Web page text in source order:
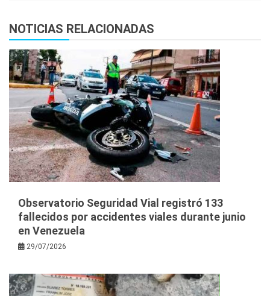
NOTICIAS RELACIONADAS
Observatorio Seguridad Vial registró 133
fallecidos por accidentes viales durante junio
en Venezuela
29/07/2026